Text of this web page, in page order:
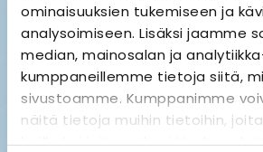
ominaisuuksien tukemiseen ja
analysoimiseen. Lisäksi jaamme
median, mainosalan ja
kumppaneillemme tietoja siitä,
sivustoamme. Kumppanimme
näitä tietoja muihin tietoihin,
heille tai joita on kerätty, kun
Maksuvaihtoehdot ›
Toimitustavat ja -kulut ›
Tilausehdot ›